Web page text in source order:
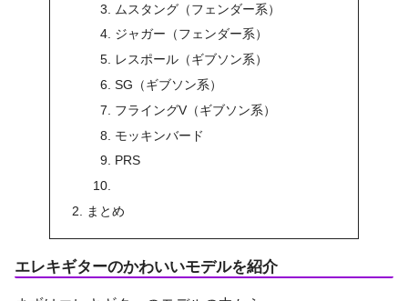
ムスタング（フェンダー系）
ジャガー（フェンダー系）
レスポール（ギブソン系）
SG（ギブソン系）
フライングV（ギブソン系）
モッキンバード
PRS
まとめ
エレキギターのかわいいモデルを紹介